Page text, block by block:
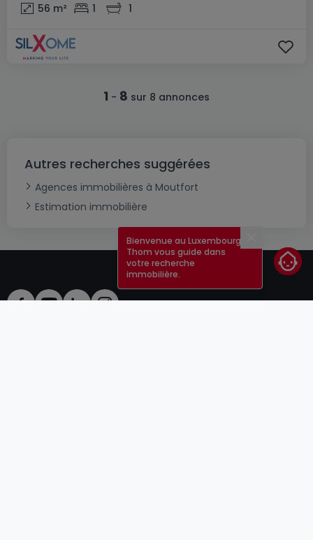
56 m² 1 1
1 - 8 sur 8 annonces
Autres recherches suggérées
Agences immobilières à Moutfort
Estimation immobilière
Fermer
Bienvenue au Luxembourg !
Thom vous guide dans
votre recherche
immobilière.